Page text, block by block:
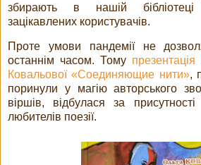
збирають в нашій бібліотеці
зацікавлених користувачів.
Проте умови пандемії не
останнім часом. Тому
Ковальової «Соединяющие нити»,
поринули у магію авторського
віршів, відбулася за присутності
любителів поезії.